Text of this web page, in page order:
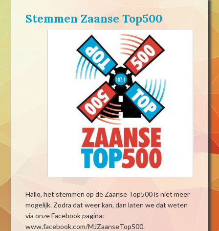
Stemmen Zaanse Top500
Hallo, het stemmen op de Zaanse Top500 is niet meer
mogelijk. Zodra dat weer kan, dan laten we dat weten
via onze Facebook pagina:
www.facebook.com/MJZaanseTop500.